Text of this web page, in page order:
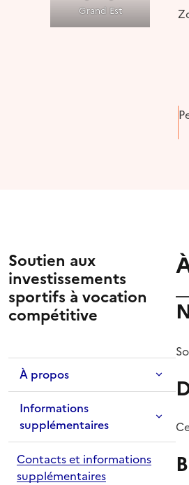
Grand Est
Soutien aux
investissements
sportifs à vocation
compétitive
À propos
Informations
supplémentaires
Contacts et informations
supplémentaires